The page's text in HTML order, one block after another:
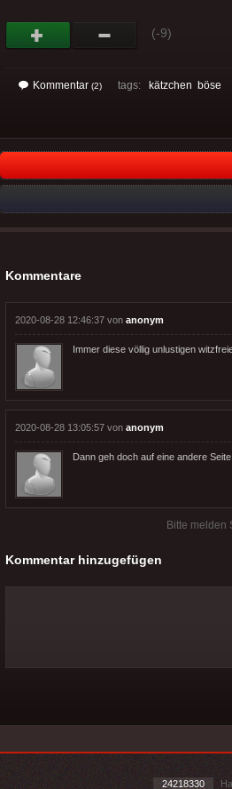
(-9)
Kommentar (2) tags: kätzchen böse
Kommentare
2020-08-28 12:46:37 von anonym
Immer diese völlig unlustigen
2020-08-28 13:05:57 von anonym
Dann geh doch auf eine andere
Bitte melden
Kommentar hinzugefügen
24218330